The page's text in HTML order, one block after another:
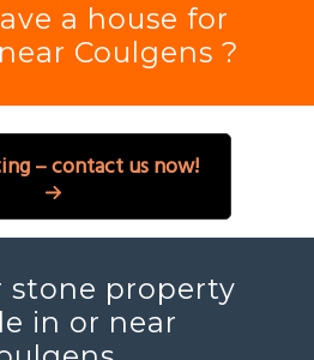
a house for
Coulgens ?
– contact us now!
stone property
in or near